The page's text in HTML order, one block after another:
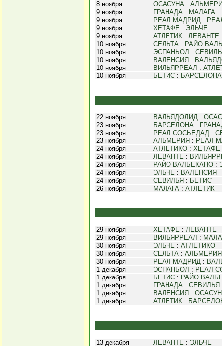
8 ноября ОСАСУНА :
9 ноября
ГРАНАДА : МАЛАГА
9 ноября
РЕАЛ МАДРИД :
9 ноября
ХЕТАФЕ : ЭЛЬЧЕ
9 ноября
АТЛЕТИК : ЛЕВАНТЕ
10 ноября
СЕЛЬТА : РАЙО
10 ноября
ЭСПАНЬОЛ :
10 ноября
ВАЛЕНСИЯ :
10 ноября
ВИЛЬЯРРЕАЛ :
10 ноября
БЕТИС : БАРСЕЛОНА
22 ноября ВАЛЬЯДОЛИД :
23 ноября
БАРСЕЛОНА :
23 ноября
РЕАЛ СОСЬЕДАД :
23 ноября
АЛЬМЕРИЯ : РЕАЛ
24 ноября
АТЛЕТИКО : ХЕТАФЕ
24 ноября
ЛЕВАНТЕ :
24 ноября
РАЙО ВАЛЬЕКАНО :
24 ноября
ЭЛЬЧЕ : ВАЛЕНСИЯ
24 ноября
СЕВИЛЬЯ : БЕТИС
26 ноября
МАЛАГА : АТЛЕТИК
29 ноября ХЕТАФЕ : ЛЕВАНТЕ
29 ноября
ВИЛЬЯРРЕАЛ :
30 ноября
ЭЛЬЧЕ : АТЛЕТИКО
30 ноября
СЕЛЬТА : АЛЬМЕРИЯ
30 ноября
РЕАЛ МАДРИД :
1 декабря
ЭСПАНЬОЛ : РЕАЛ
1 декабря
БЕТИС : РАЙО
1 декабря
ГРАНАДА : СЕВИЛЬЯ
1 декабря
ВАЛЕНСИЯ :
1 декабря
АТЛЕТИК :
13 декабря ЛЕВАНТЕ : ЭЛЬЧЕ